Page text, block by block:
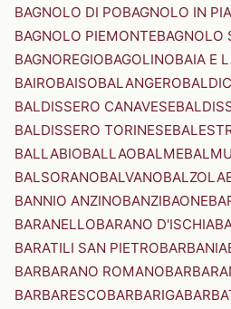
BAGNOLO DI POBAGNOLO IN
BAGNOLO PIEMONTEBAGNOLO
BAGNOREGIOBAGOLINOBAIA E
BAIROBAISOBALANGERO
BALDISSERO CANAVESE
BALDISSERO TORINESE
BALLABIOBALLAOBALME
BALSORANOBALVANOBALZOLA
BANNIO ANZINOBANZIBAONE
BARANELLOBARANO D'ISCHIA
BARATILI SAN PIETROBARBANIA
BARBARANO ROMANO
BARBARESCOBARBARIGA